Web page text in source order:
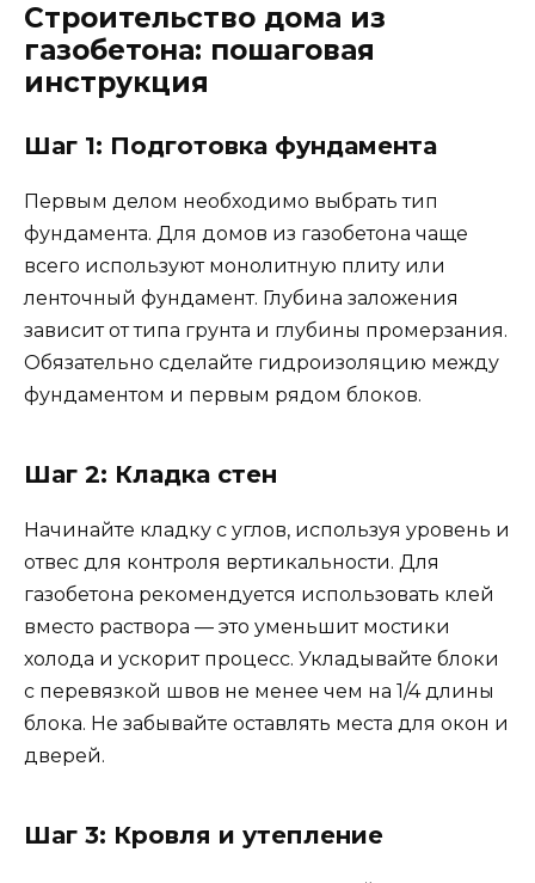
Строительство дома из
газобетона: пошаговая
инструкция
Шаг 1: Подготовка фундамента
Первым делом необходимо выбрать тип
фундамента. Для домов из газобетона чаще
всего используют монолитную плиту или
ленточный фундамент. Глубина заложения
зависит от типа грунта и глубины промерзания.
Обязательно сделайте гидроизоляцию между
фундаментом и первым рядом блоков.
Шаг 2: Кладка стен
Начинайте кладку с углов, используя уровень и
отвес для контроля вертикальности. Для
газобетона рекомендуется использовать клей
вместо раствора — это уменьшит мостики
холода и ускорит процесс. Укладывайте блоки
с перевязкой швов не менее чем на 1/4 длины
блока. Не забывайте оставлять места для окон и
дверей.
Шаг 3: Кровля и утепление